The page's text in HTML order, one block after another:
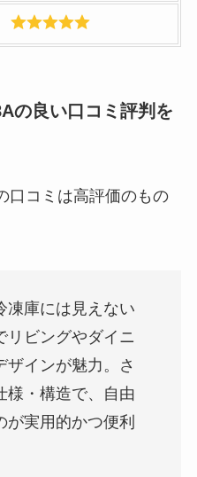
の良い口コミ評判を
口コミは高評価のもの
凍庫には見えない
リビングやダイニ
ザインが魅力。さ
様・構造で、自由
が実用的かつ便利